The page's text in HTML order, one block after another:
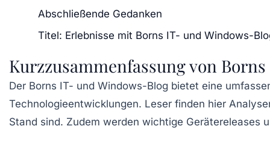
Abschließende Gedanken
Titel: Erlebnisse mit Borns IT- und Windows-
Kurzzusammenfassung von
Der Borns IT- und Windows-Blog bietet eine
Technologieentwicklungen. Leser finden hier
Stand sind. Zudem werden wichtige Gerätereleases